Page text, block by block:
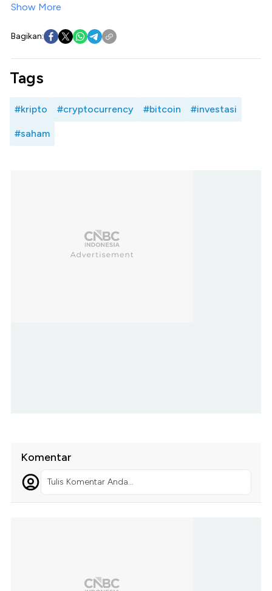
Show More
Bagikan:
Tags
#kripto #cryptocurrency #bitcoin #investasi
#saham
Komentar
Tulis Komentar Anda...